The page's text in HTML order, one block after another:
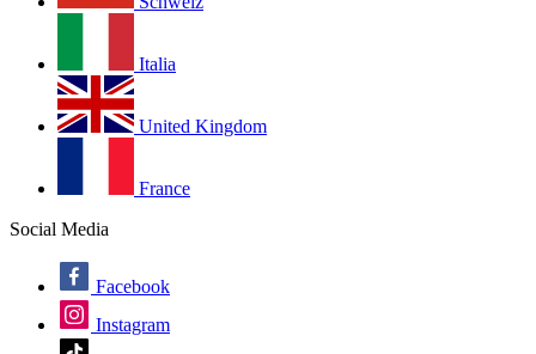
Italia
United Kingdom
France
Social Media
Facebook
Instagram